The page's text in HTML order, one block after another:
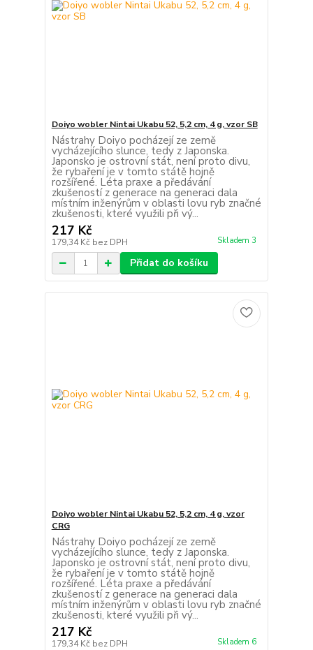
Doiyo wobler Nintai Ukabu 52, 5,2 cm, 4 g, vzor SB
Nástrahy Doiyo pocházejí ze země
vycházejícího slunce, tedy z Japonska.
Japonsko je ostrovní stát, není proto divu,
že rybaření je v tomto státě hojně
rozšířené. Léta praxe a předávání
zkušeností z generace na generaci dala
místním inženýrům v oblasti lovu ryb značné
zkušenosti, které využili při vý...
217 Kč
179,34 Kč bez DPH Skladem 3
Přidat do košíku
Doiyo wobler Nintai Ukabu 52, 5,2 cm, 4 g, vzor
CRG
Nástrahy Doiyo pocházejí ze země
vycházejícího slunce, tedy z Japonska.
Japonsko je ostrovní stát, není proto divu,
že rybaření je v tomto státě hojně
rozšířené. Léta praxe a předávání
zkušeností z generace na generaci dala
místním inženýrům v oblasti lovu ryb značné
zkušenosti, které využili při vý...
217 Kč
179,34 Kč bez DPH Skladem 6